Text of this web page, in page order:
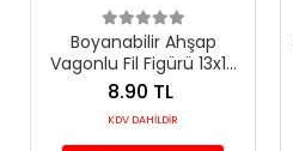
Boyanabilir Ahşap
Vagonlu Fil Figürü 13x13
cm
8.90 TL
KDV DAHİLDİR